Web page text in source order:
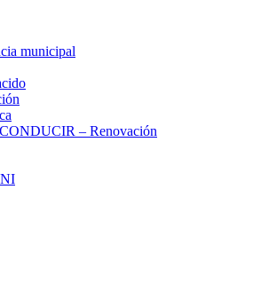
municipal
– Renovación